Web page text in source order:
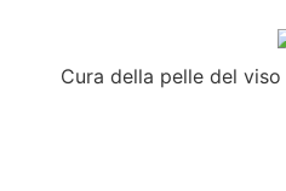
Cura della pelle del